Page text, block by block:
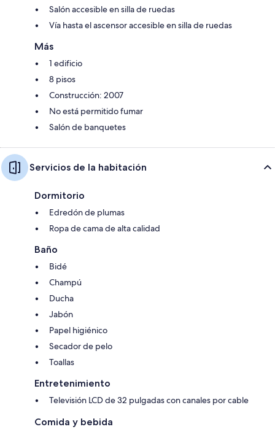
Salón accesible en silla de ruedas
Vía hasta el ascensor accesible en silla de ruedas
Más
1 edificio
8 pisos
Construcción: 2007
No está permitido fumar
Salón de banquetes
Servicios de la habitación
Dormitorio
Edredón de plumas
Ropa de cama de alta calidad
Baño
Bidé
Champú
Ducha
Jabón
Papel higiénico
Secador de pelo
Toallas
Entretenimiento
Televisión LCD de 32 pulgadas con canales por cable
Comida y bebida